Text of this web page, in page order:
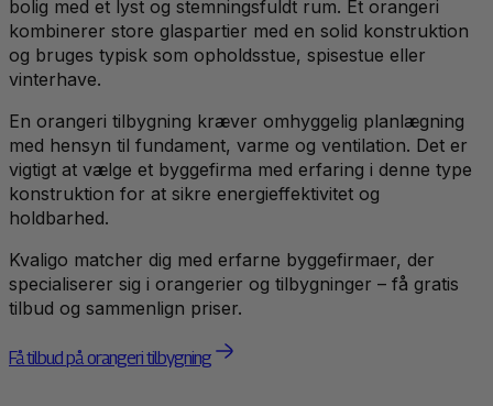
bolig med et lyst og stemningsfuldt rum. Et orangeri
kombinerer store glaspartier med en solid konstruktion
og bruges typisk som opholdsstue, spisestue eller
vinterhave.
En orangeri tilbygning kræver omhyggelig planlægning
med hensyn til fundament, varme og ventilation. Det er
vigtigt at vælge et byggefirma med erfaring i denne type
konstruktion for at sikre energieffektivitet og
holdbarhed.
Kvaligo matcher dig med erfarne byggefirmaer, der
specialiserer sig i orangerier og tilbygninger – få gratis
tilbud og sammenlign priser.
Få tilbud på orangeri tilbygning